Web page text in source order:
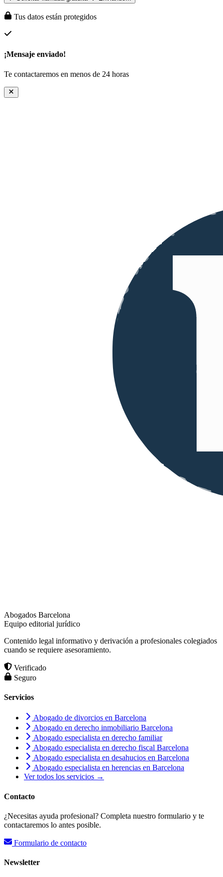
Tus datos están protegidos
¡Mensaje enviado!
Te contactaremos en menos de 24 horas
Abogados Barcelona
Equipo editorial jurídico
Contenido legal informativo y derivación a profesionales colegiados
cuando se requiere asesoramiento.
Verificado
Seguro
Servicios
Abogado de divorcios en Barcelona
Abogado en derecho inmobiliario Barcelona
Abogado especialista en derecho familiar
Abogado especialista en derecho fiscal Barcelona
Abogado especialista en desahucios en Barcelona
Abogado especialista en herencias en Barcelona
Ver todos los servicios →
Contacto
¿Necesitas ayuda profesional? Completa nuestro formulario y te
contactaremos lo antes posible.
Formulario de contacto
Newsletter